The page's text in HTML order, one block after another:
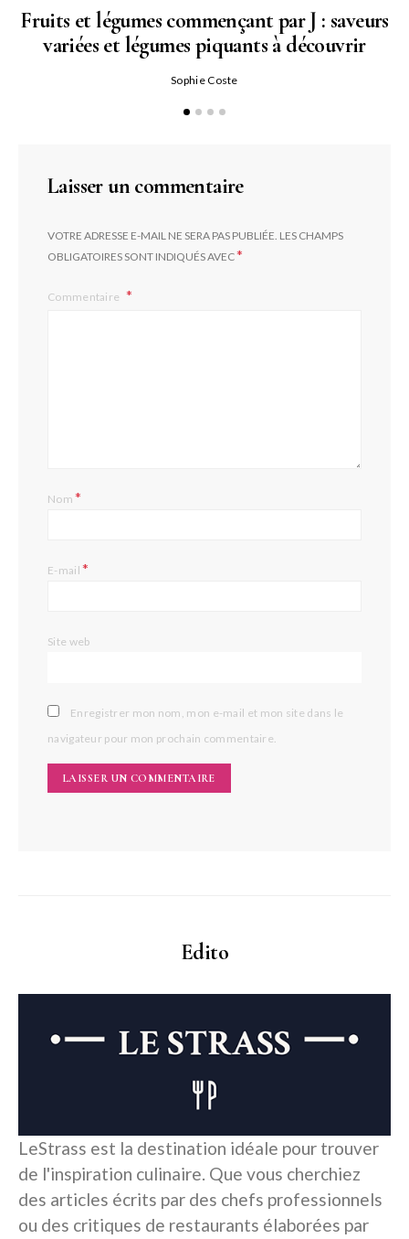
Fruits et légumes commençant par J : saveurs
variées et légumes piquants à découvrir
Sophie Coste
Laisser un commentaire
VOTRE ADRESSE E-MAIL NE SERA PAS PUBLIÉE. LES CHAMPS
OBLIGATOIRES SONT INDIQUÉS AVEC*
Commentaire
Nom*
E-mail*
Site web
Enregistrer mon nom, mon e-mail et mon site dans le
navigateur pour mon prochain commentaire.
Edito
LeStrass est la destination idéale pour trouver
de l'inspiration culinaire. Que vous cherchiez
des articles écrits par des chefs professionnels
ou des critiques de restaurants élaborées par